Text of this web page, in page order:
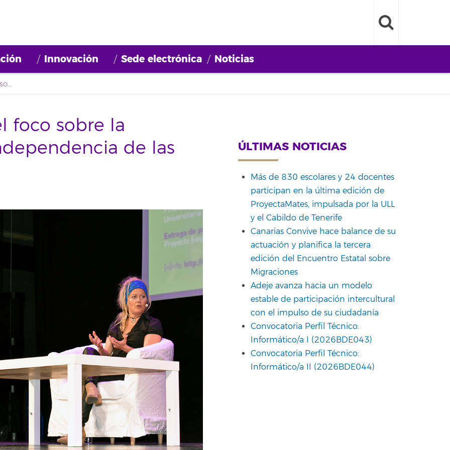
Innovación Sede electrónica Noticias
ULL Debates pone el foco sobre la importancia de la independencia de las mujeres
foco sobre la
de las
ÚLTIMAS NOTICIAS
Más de 830 escolares y 24 docentes
participan en la última edición de
ProyectaMates, impulsada por la ULL
y el Cabildo de Tenerife
Canarias Convive hace balance de su
actuación y planifica la tercera
edición del Encuentro Estatal sobre
Migraciones
Adeje avanza hacia un modelo
estable de participación intercultural
con el impulso de su ciudadanía
Convocatoria Perfil Técnico:
Informático/a I (2026BDE043)
Convocatoria Perfil Técnico:
Informático/a II (2026BDE044)